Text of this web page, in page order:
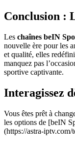
Conclusion :
Les chaînes beIN
nouvelle ère pour les
et qualité, elles
manquez pas
sportive captivante.
Interagissez
Vous êtes prêt à
les options de [beIN
(https://astra-iptv.com/